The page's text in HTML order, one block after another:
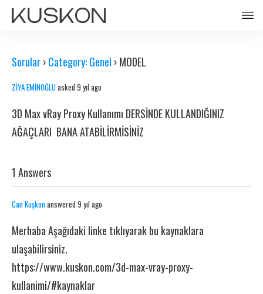
Sorular›Category: Genel ›MODEL
ZİYA EMİNOĞLUasked 9 yıl ago
3D Max vRay Proxy Kullanımı DERSİNDE KULLANDIĞINIZ
AĞAÇLARI BANA ATABİLİRMİSİNİZ
1 Answers
Can Kuşkonanswered 9 yıl ago
Merhaba Aşağıdaki linke tıklıyarak bu kaynaklara
ulaşabilirsiniz.
https://www.kuskon.com/3d-max-vray-proxy-
kullanimi/#kaynaklar